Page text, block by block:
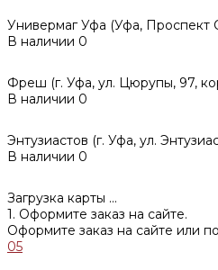
Универмаг Уфа (Уфа, Проспект
В наличии 0
Фреш (г‌. Уфа, ул. Цюрупы, 97,
В наличии 0
Энтузиастов (г. Уфа, ул.
В наличии 0
Загрузка карты ...
1. Оформите заказ на сайте.
Оформите заказ на сайте или
05